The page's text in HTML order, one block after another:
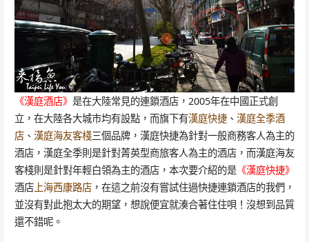
《漢庭酒店》 是在大陸常見的連鎖酒店，2005年在中國正式創
立，在大陸各大城市均有設點，而旗下有漢庭快捷、 漢庭全季酒
店、 漢庭海友客棧三個品牌，漢庭快捷為針對一般商務客人為主的
酒店，漢庭全季則是針對菁英型商旅客人為主的酒店，而漢庭海友
客棧則是針對年輕白領為主的酒店，本次要介紹的是《漢庭快捷》
酒店上海西康路店，在這之前沒有嘗試住過快捷連鎖酒店的我們，
並沒有對此抱太大的期望，想說便宜就湊合著住住唄！沒想到品質
還不錯呢。